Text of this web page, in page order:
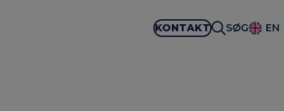
KONTAKT SØG EN